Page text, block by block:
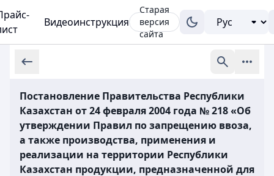
Видеоинструкция
Старая
версия
сайта
Постановление Правительства Республики
Казахстан от 24 февраля 2004 года № 218 «Об
утверждении Правил по запрещению ввоза,
а также производства, применения и
реализации на территории Республики
Казахстан продукции, предназначенной для